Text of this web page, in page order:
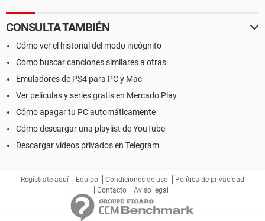
CONSULTA TAMBIÉN
Cómo ver el historial del modo incógnito
Cómo buscar canciones similares a otras
Emuladores de PS4 para PC y Mac
Ver películas y series gratis en Mercado Play
Cómo apagar tu PC automáticamente
Cómo descargar una playlist de YouTube
Descargar videos privados en Telegram
Regístrate aquí Equipo Condiciones de uso
Política de privacidad
Contacto
Aviso legal